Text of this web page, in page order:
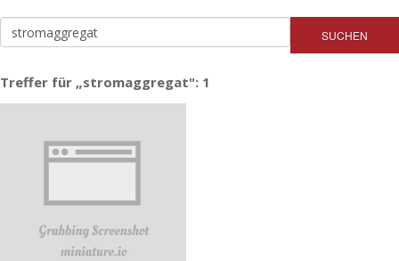
SUCHEN
Treffer für „stromaggregat": 1